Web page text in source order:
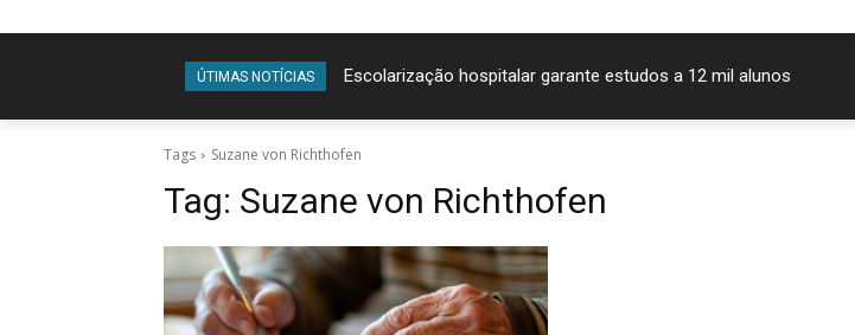
ÚTIMAS NOTÍCIAS Escolarização hospitalar garante estudos a 12 mil alunos
Tags Suzane von Richthofen
Tag: Suzane von Richthofen